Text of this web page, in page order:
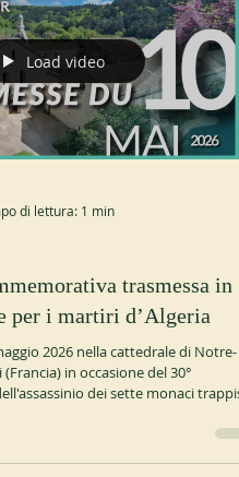
Load video
di lettura: 1 min
trasmessa in
per i martiri d’Algeria
2026 nella cattedrale di Notre-
(Francia) in occasione del 30°
dei sette monaci
Messa del 10 maggio 2026